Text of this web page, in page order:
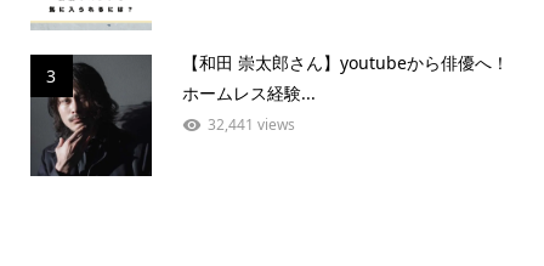
3
【和田 崇太郎さん】youtubeから俳優へ！
ホームレス経験...
32,441 views